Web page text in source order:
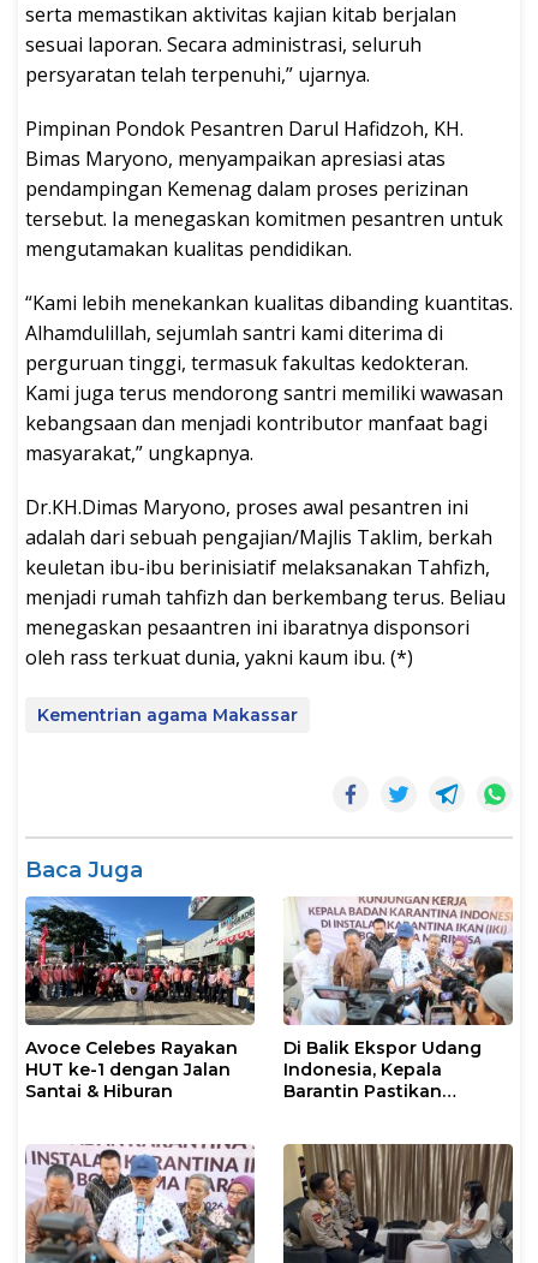
serta memastikan aktivitas kajian kitab berjalan
sesuai laporan. Secara administrasi, seluruh
persyaratan telah terpenuhi,” ujarnya.
Pimpinan Pondok Pesantren Darul Hafidzoh, KH.
Bimas Maryono, menyampaikan apresiasi atas
pendampingan Kemenag dalam proses perizinan
tersebut. Ia menegaskan komitmen pesantren untuk
mengutamakan kualitas pendidikan.
“Kami lebih menekankan kualitas dibanding kuantitas.
Alhamdulillah, sejumlah santri kami diterima di
perguruan tinggi, termasuk fakultas kedokteran.
Kami juga terus mendorong santri memiliki wawasan
kebangsaan dan menjadi kontributor manfaat bagi
masyarakat,” ungkapnya.
Dr.KH.Dimas Maryono, proses awal pesantren ini
adalah dari sebuah pengajian/Majlis Taklim, berkah
keuletan ibu-ibu berinisiatif melaksanakan Tahfizh,
menjadi rumah tahfizh dan berkembang terus. Beliau
menegaskan pesaantren ini ibaratnya disponsori
oleh rass terkuat dunia, yakni kaum ibu. (*)
Kementrian agama Makassar
Baca Juga
Avoce Celebes Rayakan
HUT ke-1 dengan Jalan
Santai & Hiburan
Di Balik Ekspor Udang
Indonesia, Kepala
Barantin Pastikan